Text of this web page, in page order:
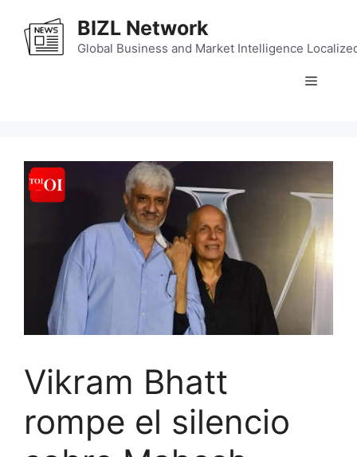
content
BIZL Network
Global Business and Market Intelligence
Menu
Vikram Bhatt
rompe el silencio